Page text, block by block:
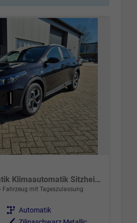
1.6 T-GDi 150PS Automatik Klimaautomatik Sitzheizung Lenkradheizung Navi PDC Rückf.Kamera abged.Scheiben Apple CarPlay Android Auto
Fahrzeug mit Tageszulassung
Getriebe Automatik